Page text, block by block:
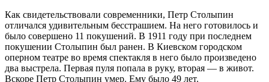
Как свидетельствовали современники, Петр Столыпин
отличался удивительным бесстрашием. На него готовилось и
было совершено 11 покушений. В 1911 году при последнем
покушении Столыпин был ранен. В Киевском городском
оперном театре во время спектакля в него было произведено
два выстрела. Первая пуля попала в руку, вторая — в живот.
Вскоре Петр Столыпин умер. Ему было 49 лет.